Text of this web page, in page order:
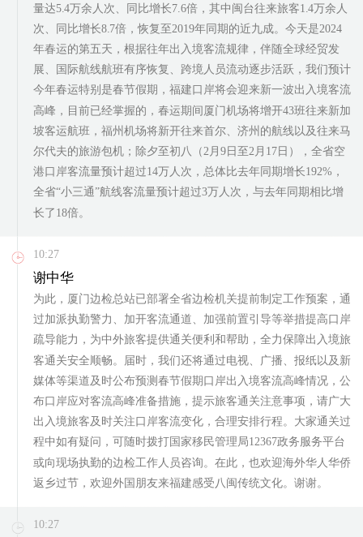
量达5.4万余人次、同比增长7.6倍，其中闽台往来旅客1.4万余人
次、同比增长8.7倍，恢复至2019年同期的近九成。今天是2024
年春运的第五天，根据往年出入境客流规律，伴随全球经贸发
展、国际航线航班有序恢复、跨境人员流动逐步活跃，我们预计
今年春运特别是春节假期，福建口岸将会迎来新一波出入境客流
高峰，目前已经掌握的，春运期间厦门机场将增开43班往来新加
坡客运航班，福州机场将新开往来首尔、济州的航线以及往来马
尔代夫的旅游包机；除夕至初八（2月9日至2月17日），全省空
港口岸客流量预计超过14万人次，总体比去年同期增长192%，
全省“小三通”航线客流量预计超过3万人次，与去年同期相比增
长了18倍。
10:27
谢中华
为此，厦门边检总站已部署全省边检机关提前制定工作预案，通
过加派执勤警力、加开客流通道、加强前置引导等举措提高口岸
疏导能力，为中外旅客提供通关便利和帮助，全力保障出入境旅
客通关安全顺畅。届时，我们还将通过电视、广播、报纸以及新
媒体等渠道及时公布预测春节假期口岸出入境客流高峰情况，公
布口岸应对客流高峰准备措施，提示旅客通关注意事项，请广大
出入境旅客及时关注口岸客流变化，合理安排行程。大家通关过
程中如有疑问，可随时拨打国家移民管理局12367政务服务平台
或向现场执勤的边检工作人员咨询。在此，也欢迎海外华人华侨
返乡过节，欢迎外国朋友来福建感受八闽传统文化。谢谢。
10:27